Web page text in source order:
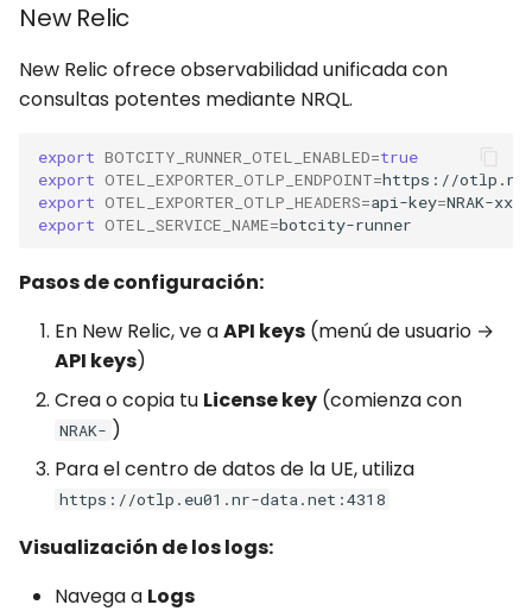
New Relic
New Relic ofrece observabilidad unificada con
consultas potentes mediante NRQL.
export BOTCITY_RUNNER_OTEL_ENABLED=true
export OTEL_EXPORTER_OTLP_ENDPOINT=
export OTEL_EXPORTER_OTLP_HEADERS=api-key=
export OTEL_SERVICE_NAME=
Pasos de configuración:
En New Relic, ve aAPI keys (menú de usuario →
API keys)
Crea o copia tu License key (comienza con
NRAK- )
Para el centro de datos de la UE, utiliza
https://otlp.eu01.nr-data.net:4318
Visualización de los logs:
Navega a Logs